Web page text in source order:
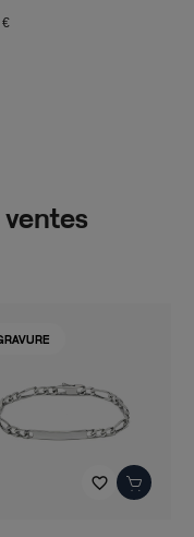
favorite_border